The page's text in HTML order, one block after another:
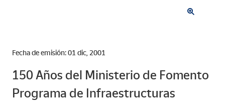
Fecha de emisión: 01 dic, 2001
150 Años del Ministerio de Fomento
Programa de Infraestructuras